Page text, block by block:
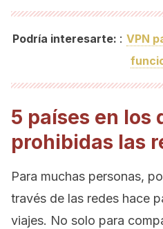
Podría interesarte: : VPN
5 países en los
prohibidas las
Para muchas personas,
través de las redes hace
viajes. No solo para